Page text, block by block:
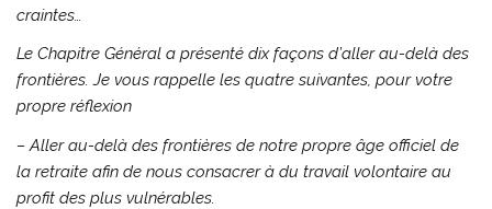
craintes…
Le Chapitre Général a présenté dix façons d’aller au-delà des
frontières. Je vous rappelle les quatre suivantes, pour votre
propre réflexion
– Aller au-delà des frontières de notre propre âge officiel de
la retraite afin de nous consacrer à du travail volontaire au
profit des plus vulnérables.